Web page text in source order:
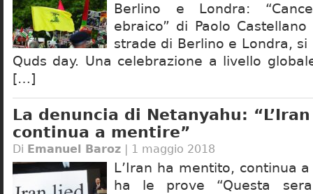
Berlino e Londra:
ebraico” di Paolo
strade di Berlino e Londra, si
Quds day. Una celebrazione a livello
[…]
La denuncia di Netanyahu:
continua a mentire”
Di Emanuel Baroz | 1 maggio 2018
L’Iran ha mentito, continua
ha le prove “Questa